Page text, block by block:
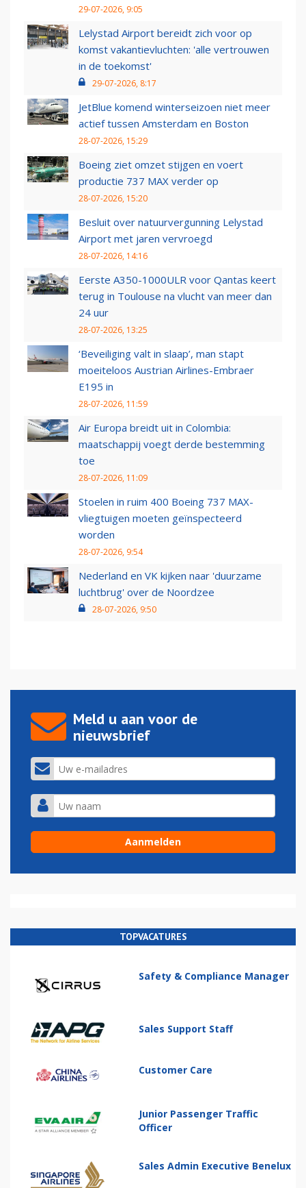
29-07-2026, 9:05
Lelystad Airport bereidt zich voor op
komst vakantievluchten: 'alle vertrouwen
in de toekomst'
29-07-2026, 8:17
JetBlue komend winterseizoen niet meer
actief tussen Amsterdam en Boston
28-07-2026, 15:29
Boeing ziet omzet stijgen en voert
productie 737 MAX verder op
28-07-2026, 15:20
Besluit over natuurvergunning Lelystad
Airport met jaren vervroegd
28-07-2026, 14:16
Eerste A350-1000ULR voor Qantas keert
terug in Toulouse na vlucht van meer dan
24 uur
28-07-2026, 13:25
‘Beveiliging valt in slaap’, man stapt
moeiteloos Austrian Airlines-Embraer
E195 in
28-07-2026, 11:59
Air Europa breidt uit in Colombia:
maatschappij voegt derde bestemming
toe
28-07-2026, 11:09
Stoelen in ruim 400 Boeing 737 MAX-
vliegtuigen moeten geïnspecteerd
worden
28-07-2026, 9:54
Nederland en VK kijken naar 'duurzame
luchtbrug' over de Noordzee
28-07-2026, 9:50
Meld u aan voor de
nieuwsbrief
TOPVACATURES
Safety & Compliance Manager
Sales Support Staff
Customer Care
Junior Passenger Traffic
Officer
Sales Admin Executive Benelux